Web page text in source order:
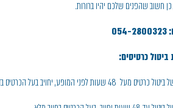
ביטול כרטיסים:
לפני המופע, יחויב בעל הכרטיס בדמי ביטול בסך 5% ממחיר הכרטיס.